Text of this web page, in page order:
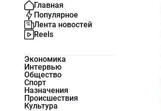
Главная
Популярное
Лента новостей
Reels
Экономика
Интервью
Общество
Спорт
Назначения
Происшествия
Культура